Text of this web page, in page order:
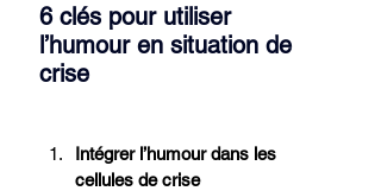
6 clés pour utiliser
l’humour en situation de
crise
Intégrer l’humour dans les
cellules de crise